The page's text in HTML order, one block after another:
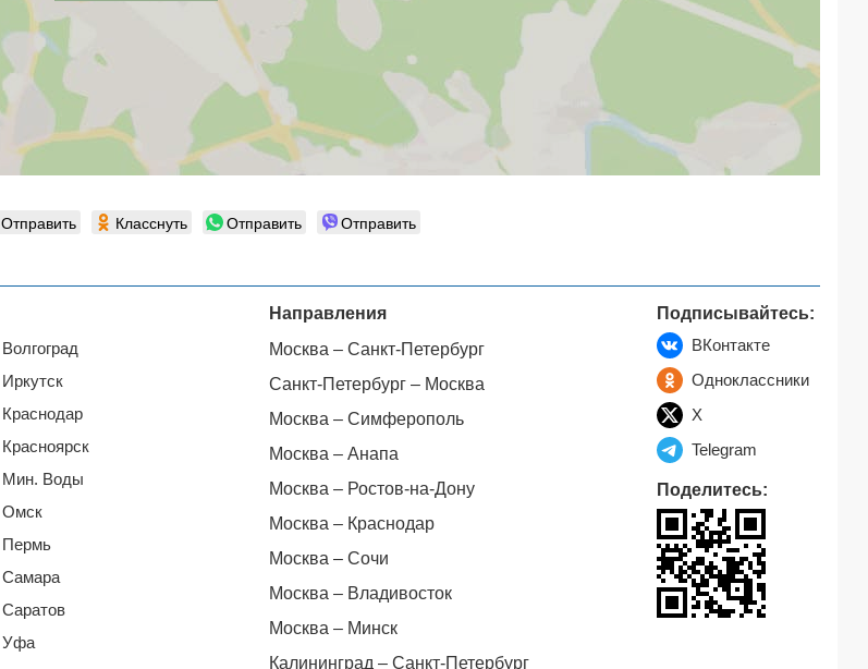
Отправить Класснуть Отправить Отправить
Волгоград
Иркутск
Краснодар
Красноярск
Мин. Воды
Омск
Пермь
Самара
Саратов
Уфа
Направления
Москва – Санкт-Петербург
Санкт-Петербург – Москва
Москва – Симферополь
Москва – Анапа
Москва – Ростов-на-Дону
Москва – Краснодар
Москва – Сочи
Москва – Владивосток
Москва – Минск
Калининград – Санкт-Петербург
Подписывайтесь:
ВКонтакте
Одноклассники
X
Telegram
Поделитесь: